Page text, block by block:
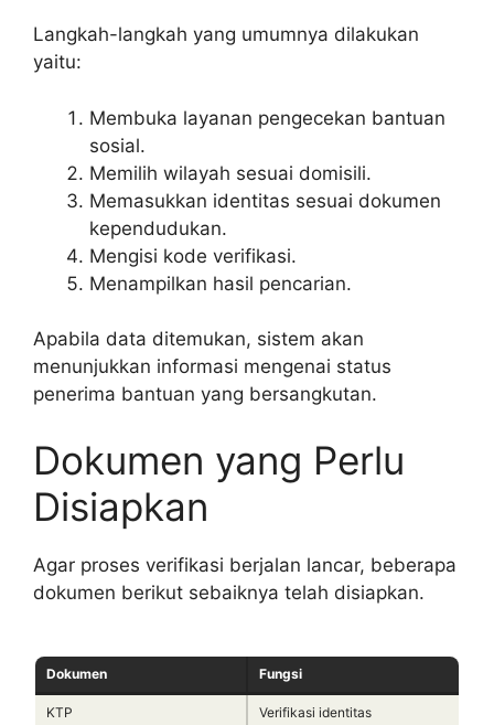
Langkah-langkah yang umumnya dilakukan
yaitu:
Membuka layanan pengecekan bantuan
sosial.
Memilih wilayah sesuai domisili.
Memasukkan identitas sesuai dokumen
kependudukan.
Mengisi kode verifikasi.
Menampilkan hasil pencarian.
Apabila data ditemukan, sistem akan
menunjukkan informasi mengenai status
penerima bantuan yang bersangkutan.
Dokumen yang Perlu
Disiapkan
Agar proses verifikasi berjalan lancar, beberapa
dokumen berikut sebaiknya telah disiapkan.
Dokumen Fungsi
KTP Verifikasi identitas